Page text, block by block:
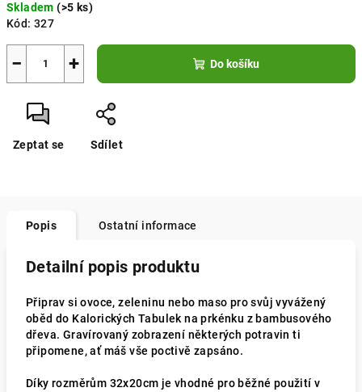
cena:
Skladem(>5 ks)
Kód: 327
+
− Do košíku
Zeptat se Sdílet
Popis Ostatní informace
Detailní popis produktu
Připrav si ovoce, zeleninu nebo maso pro svůj vyvážený
oběd do Kalorických Tabulek na prkénku z bambusového
dřeva. Gravírovaný zobrazení některých potravin ti
připomene, ať máš vše poctivě zapsáno.
Díky rozměrům 32x20cm je vhodné pro běžné použití v